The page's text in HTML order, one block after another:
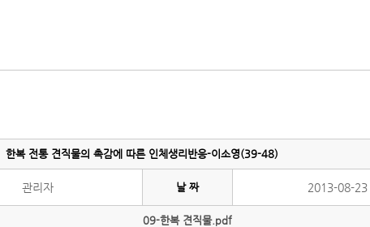
한복 전통 견직물의 촉감에 따른 인체생리반응-이소영(39-48)
관리자 날 짜 2013-08-23
09-한복 견직물.pdf